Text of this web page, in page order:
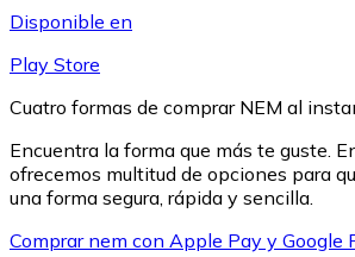
Disponible en
Play Store
Cuatro formas de comprar NEM al
Encuentra la forma que más te guste.
ofrecemos multitud de opciones para
una forma segura, rápida y sencilla.
Comprar nem con Apple Pay y Google